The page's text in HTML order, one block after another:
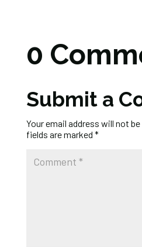
0
Submit a
Your email address will not
fields are marked *